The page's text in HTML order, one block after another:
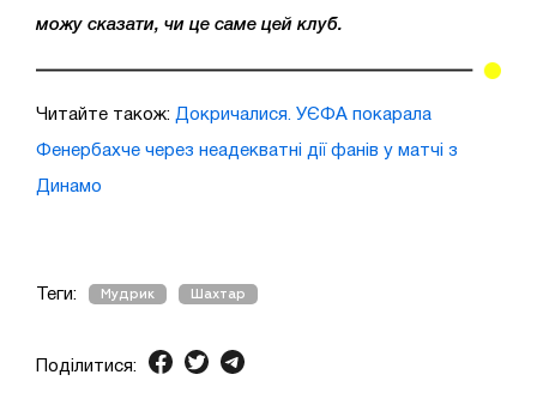
можу сказати, чи це саме цей клуб.
Читайте також: Докричалися. УЄФА покарала
Фенербахче через неадекватні дії фанів у матчі з
Динамо
Теги: Мудрик Шахтар
Поділитися: